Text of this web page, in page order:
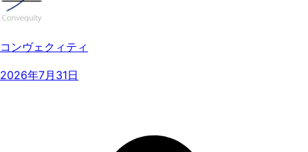
コンヴェクィティ
2026年7月31日